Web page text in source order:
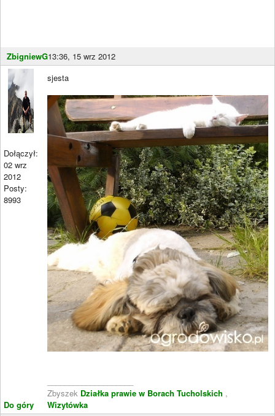
ZbigniewG13:36, 15 wrz 2012
Dołączył:
02 wrz
2012
Posty:
8993
Do góry
sjesta
Zbyszek Działka prawie w Borach Tucholskich ,
Wizytówka